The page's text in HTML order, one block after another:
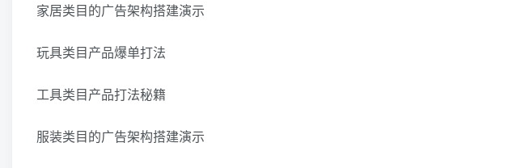
家居类目的广告架构搭建演示
玩具类目产品爆单打法
工具类目产品打法秘籍
服装类目的广告架构搭建演示